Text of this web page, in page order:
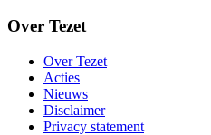
Over Tezet
Over Tezet
Acties
Nieuws
Disclaimer
Privacy statement